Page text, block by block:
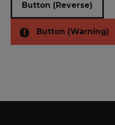
Button (Reverse)
Button (Warning)